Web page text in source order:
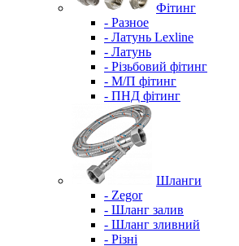
Фітинг
- Разное
- Латунь Lexline
- Латунь
- Різьбовий фітинг
- М/П фітинг
- ПНД фітинг
Шланги
- Zegor
- Шланг залив
- Шланг зливний
- Різні